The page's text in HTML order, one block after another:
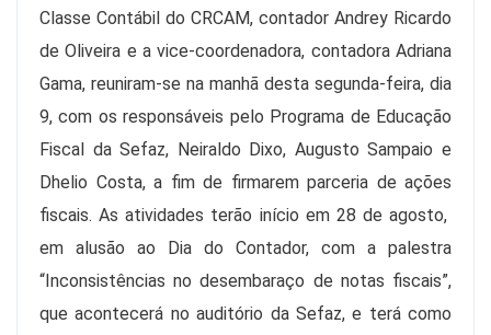
Classe Contábil do CRCAM, contador Andrey Ricardo
de Oliveira e a vice-coordenadora, contadora Adriana
Gama, reuniram-se na manhã desta segunda-feira, dia
9, com os responsáveis pelo Programa de Educação
Fiscal da Sefaz, Neiraldo Dixo, Augusto Sampaio e
Dhelio Costa, a fim de firmarem parceria de ações
fiscais. As atividades terão início em 28 de agosto,
em alusão ao Dia do Contador, com a palestra
“Inconsistências no desembaraço de notas fiscais”,
que acontecerá no auditório da Sefaz, e terá como